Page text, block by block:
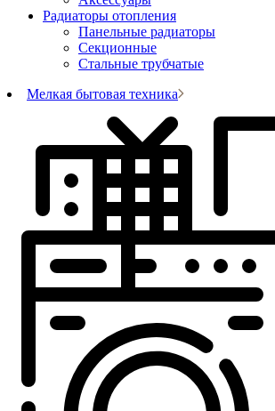
Радиаторы отопления
Панельные радиаторы
Секционные
Стальные трубчатые
Мелкая бытовая техника